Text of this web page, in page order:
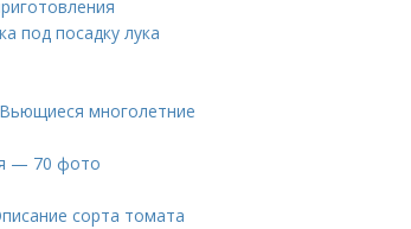
под посадку лука
многолетние
— 70 фото
сорта томата